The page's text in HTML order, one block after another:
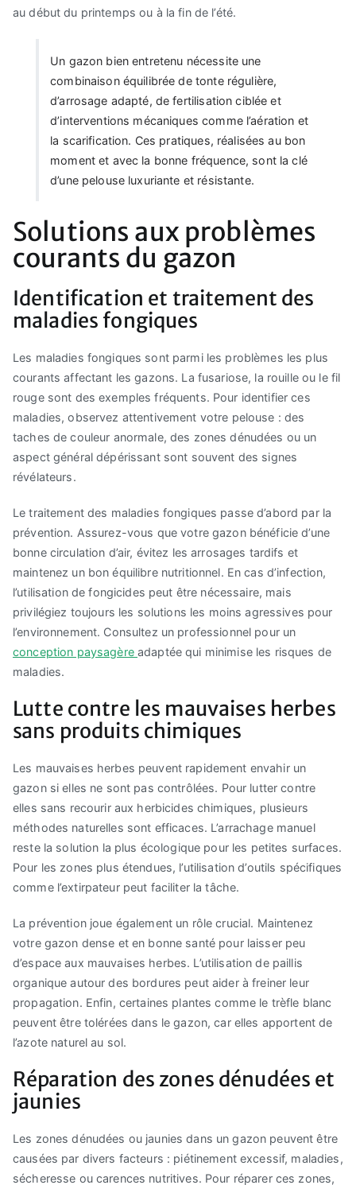
au début du printemps ou à la fin de l’été.
Un gazon bien entretenu nécessite une
combinaison équilibrée de tonte régulière,
d’arrosage adapté, de fertilisation ciblée et
d’interventions mécaniques comme l’aération et
la scarification. Ces pratiques, réalisées au bon
moment et avec la bonne fréquence, sont la clé
d’une pelouse luxuriante et résistante.
Solutions aux problèmes
courants du gazon
Identification et traitement des
maladies fongiques
Les maladies fongiques sont parmi les problèmes les plus
courants affectant les gazons. La fusariose, la rouille ou le fil
rouge sont des exemples fréquents. Pour identifier ces
maladies, observez attentivement votre pelouse : des
taches de couleur anormale, des zones dénudées ou un
aspect général dépérissant sont souvent des signes
révélateurs.
Le traitement des maladies fongiques passe d’abord par la
prévention. Assurez-vous que votre gazon bénéficie d’une
bonne circulation d’air, évitez les arrosages tardifs et
maintenez un bon équilibre nutritionnel. En cas d’infection,
l’utilisation de fongicides peut être nécessaire, mais
privilégiez toujours les solutions les moins agressives pour
l’environnement. Consultez un professionnel pour un
conception paysagèreadaptée qui minimise les risques de
maladies.
Lutte contre les mauvaises herbes
sans produits chimiques
Les mauvaises herbes peuvent rapidement envahir un
gazon si elles ne sont pas contrôlées. Pour lutter contre
elles sans recourir aux herbicides chimiques, plusieurs
méthodes naturelles sont efficaces. L’arrachage manuel
reste la solution la plus écologique pour les petites surfaces.
Pour les zones plus étendues, l’utilisation d’outils spécifiques
comme l’extirpateur peut faciliter la tâche.
La prévention joue également un rôle crucial. Maintenez
votre gazon dense et en bonne santé pour laisser peu
d’espace aux mauvaises herbes. L’utilisation de paillis
organique autour des bordures peut aider à freiner leur
propagation. Enfin, certaines plantes comme le trèfle blanc
peuvent être tolérées dans le gazon, car elles apportent de
l’azote naturel au sol.
Réparation des zones dénudées et
jaunies
Les zones dénudées ou jaunies dans un gazon peuvent être
causées par divers facteurs : piétinement excessif, maladies,
sécheresse ou carences nutritives. Pour réparer ces zones,